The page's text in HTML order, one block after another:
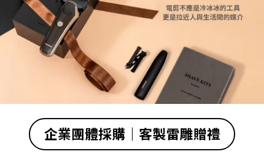
企業團體採購｜客製雷雕贈禮